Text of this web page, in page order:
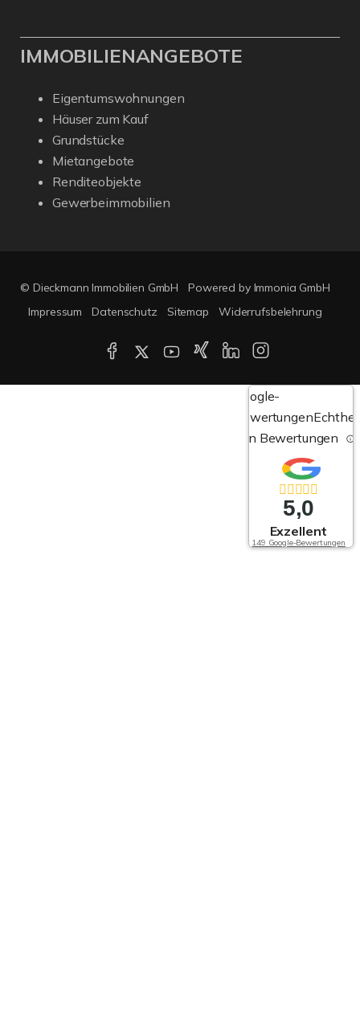
IMMOBILIENANGEBOTE
Eigentumswohnungen
Häuser zum Kauf
Grundstücke
Mietangebote
Renditeobjekte
Gewerbeimmobilien
© Dieckmann Immobilien GmbH
Powered by Immonia GmbH
Impressum
Datenschutz Sitemap Widerrufsbelehrung
Google-
Bewertungen
von Bewertungen
5,0
Exzellent
149 Google-Bewertungen